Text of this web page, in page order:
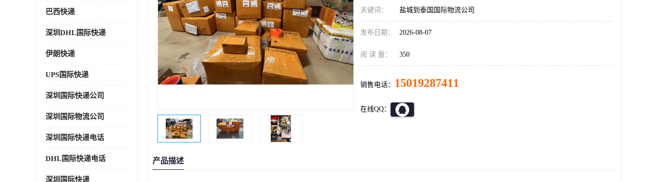
巴西快递
深圳DHL国际快递
伊朗快递
UPS国际快递
深圳国际快递公司
深圳国际物流公司
深圳国际快递电话
DHL国际快递电话
深圳国际快递
关键词： 盐城到泰国国际物流公司
发布日期： 2026-08-07
阅 读 量： 350
销售电话： 15019287411
在线QQ：
产品描述